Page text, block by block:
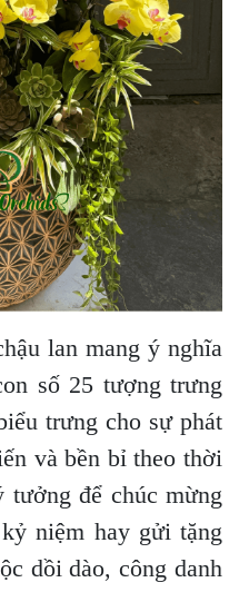
lan mang ý nghĩa
số 25 tượng trưng
trưng cho sự phát
và bền bỉ theo thời
để chúc mừng
niệm hay gửi tặng
dồi dào, công danh